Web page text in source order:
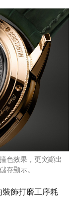
色效果，更突顯出
存顯示。
飾打磨工序耗